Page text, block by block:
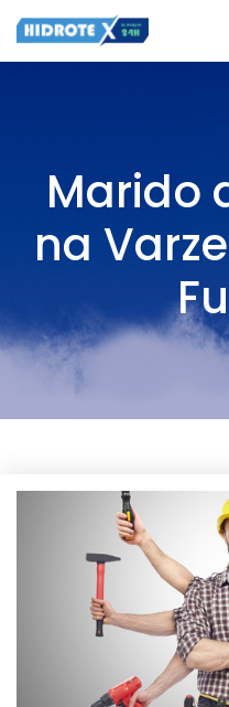
Marido
na